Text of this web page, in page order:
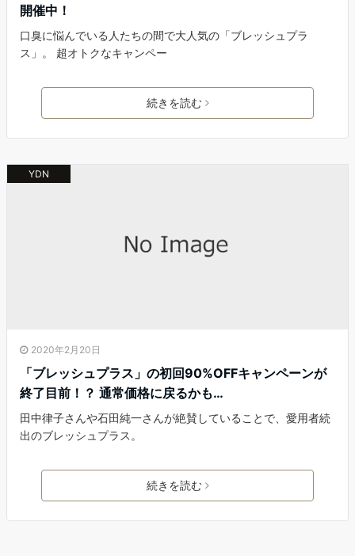
開催中！
口臭に悩んでいる人たちの間で大人気の「ブレッシュプラ
ス」。 超オトクなキャンペー
続きを読む
YDN
2020年2月20日
「ブレッシュプラス」の初回90%OFFキャンペーンが
終了目前！？ 通常価格に戻るかも…
田中律子さんや石田純一さんが絶賛していることで、愛用者続
出のブレッシュプラス。
続きを読む